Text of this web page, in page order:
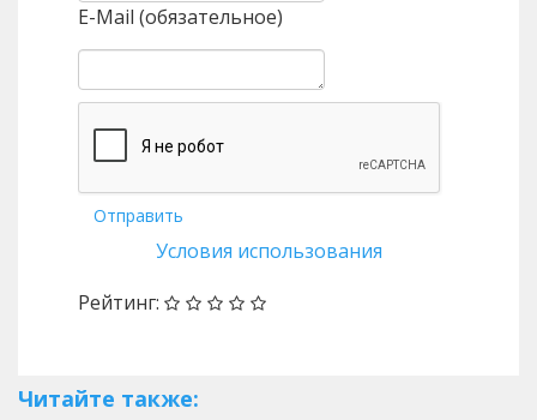
E-Mail (обязательное)
Отправить
Условия использования
Рейтинг:
Читайте также: